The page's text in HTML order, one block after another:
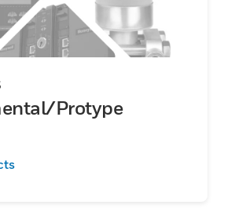
Protype